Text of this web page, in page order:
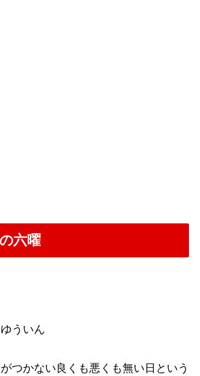
六曜
ういん
つかない良くも悪くも無い日という